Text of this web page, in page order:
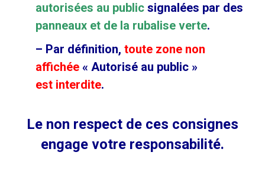
autorisées au public signalées par des
panneaux et de la rubalise verte.
– Par définition, toute zone non
affichée « Autorisé au public »
est interdite.
Le non respect de ces consignes
engage votre responsabilité.